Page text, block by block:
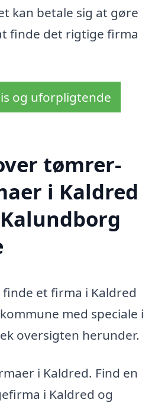
kan betale sig at gøre
finde det rigtige firma
og uforpligtende
tømrer-
i Kaldred
et firma i Kaldred
med speciale i
oversigten herunder.
i Kaldred. Find en
i Kaldred og